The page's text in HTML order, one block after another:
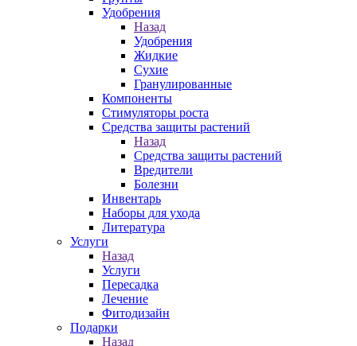
Удобрения
Назад
Удобрения
Жидкие
Сухие
Гранулированные
Компоненты
Стимуляторы роста
Средства защиты растений
Назад
Средства защиты растений
Вредители
Болезни
Инвентарь
Наборы для ухода
Литература
Услуги
Назад
Услуги
Пересадка
Лечение
Фитодизайн
Подарки
Назад